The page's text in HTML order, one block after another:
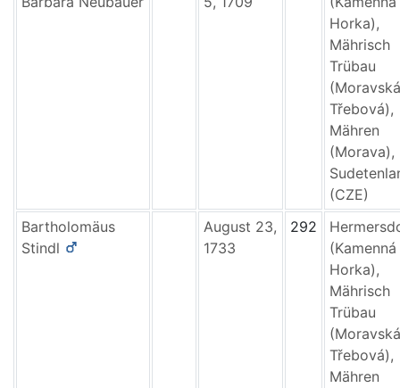
Horka),
Mährisch
Trübau
(Moravská
Třebová),
Mähren
(Morava),
(CZE)
Bartholomäus
Stindl
August 23,
1733
292
(Kamenná
Horka),
Mährisch
Trübau
(Moravská
Třebová),
Mähren